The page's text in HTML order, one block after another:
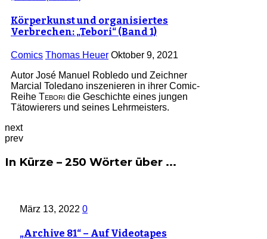
Körperkunst und organisiertes
Verbrechen: „Tebori“ (Band 1)
Comics Thomas Heuer Oktober 9, 2021
Autor José Manuel Robledo und Zeichner
Marcial Toledano inszenieren in ihrer Comic-
Reihe Tebori die Geschichte eines jungen
Tätowierers und seines Lehrmeisters.
next
prev
In Kürze – 250 Wörter über ...
März 13, 2022 0
„Archive 81“ – Auf Videotapes